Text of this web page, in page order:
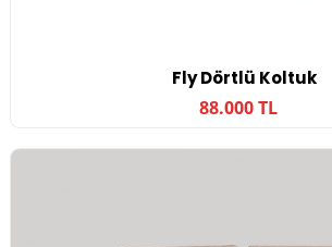
Fly Dörtlü Koltuk
88.000 TL